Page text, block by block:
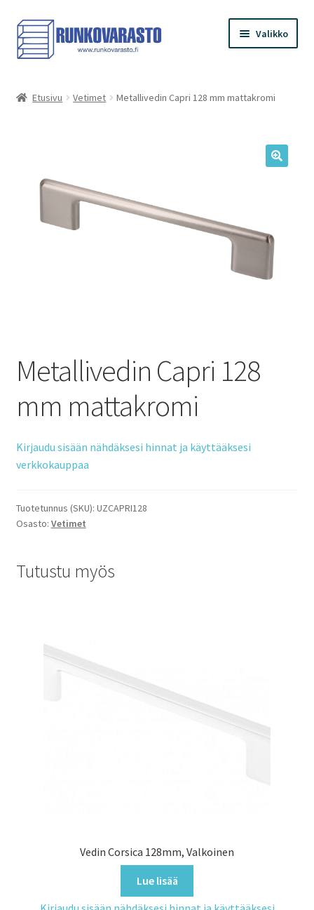
Siirry
navigointiin
Siirry
sisältöön
Valikko
Kassa
Oma tilini
Etusivu Vetimet Metallivedin Capri 128 mm mattakromi
Metallivedin Capri 128
mm mattakromi
Kirjaudu sisään nähdäksesi hinnat ja käyttääksesi
verkkokauppaa
Tuotetunnus (SKU): UZCAPRI128
Osasto: Vetimet
Tutustu myös
Vedin Corsica 128mm, Valkoinen
Lue lisää